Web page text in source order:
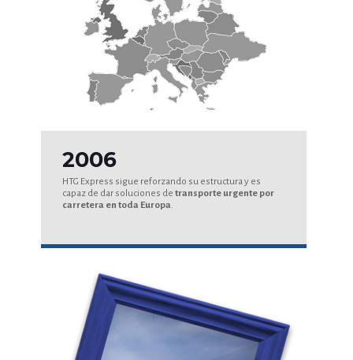
2006
HTG Express sigue reforzando su estructura y es
capaz de dar soluciones de transporte urgente por
carretera en toda Europa.